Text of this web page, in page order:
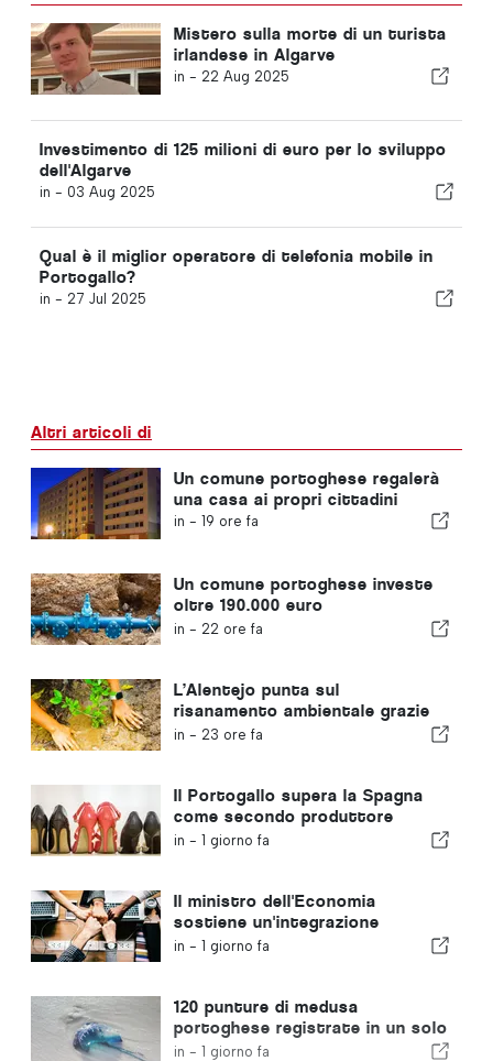
Mistero sulla morte di un turista
irlandese in Algarve
in - 22 Aug 2025
Investimento di 125 milioni di euro per lo sviluppo
dell'Algarve
in - 03 Aug 2025
Qual è il miglior operatore di telefonia mobile in
Portogallo?
in - 27 Jul 2025
Altri articoli di
Un comune portoghese regalerà
una casa ai propri cittadini
in - 19 ore fa
Un comune portoghese investe
oltre 190.000 euro
nell'approvvigionamento idrico
in - 22 ore fa
L’Alentejo punta sul
risanamento ambientale grazie
ai fondi europei
in - 23 ore fa
Il Portogallo supera la Spagna
come secondo produttore
europeo di calzature
in - 1 giorno fa
Il ministro dell'Economia
sostiene un'integrazione
regolamentata e garantisce un
in - 1 giorno fa
120 punture di medusa
portoghese registrate in un solo
giorno
in - 1 giorno fa